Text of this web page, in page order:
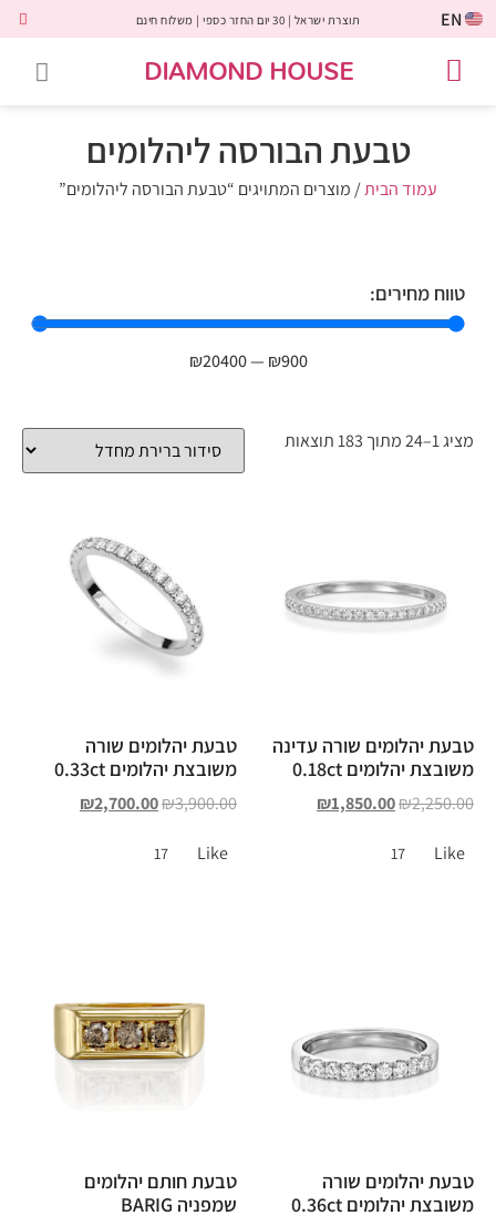
EN תוצרת ישראל | 30 יום החזר כספי | משלוח חינם
DIAMOND HOUSE
טבעת הבורסה ליהלומים
עמוד הבית/ מוצרים המתויגים “טבעת הבורסה ליהלומים”
טווח מחירים:
₪900
—
₪20400
מציג 1–24 מתוך 183 תוצאות
טבעת יהלומים שורה עדינה
משובצת יהלומים 0.18ct
₪2,250.00
₪1,850.00
Like
17
טבעת יהלומים שורה
משובצת יהלומים 0.33ct
₪3,900.00
₪2,700.00
Like
17
טבעת יהלומים שורה
משובצת יהלומים 0.36ct
טבעת חותם יהלומים
שמפניה BARIG